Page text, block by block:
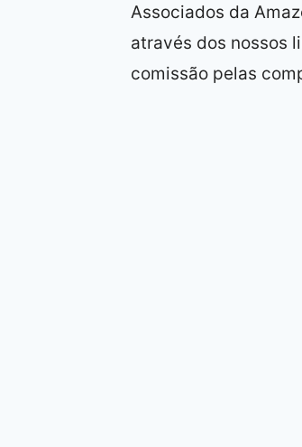
Associados da
através dos nossos
comissão pelas